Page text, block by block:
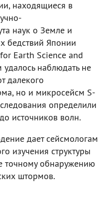
находящиеся в
наук о Земле и
бедствий Японии
Earth Science and
наблюдать не
далекого
но и микросейсм S-
определили
источников волн.
дает сейсмологам
изучения структуры
точному обнаружению
штормов.